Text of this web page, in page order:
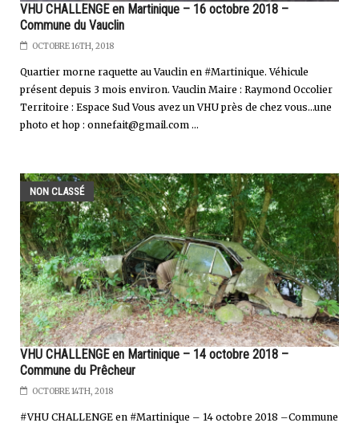
VHU CHALLENGE en Martinique – 16 octobre 2018 –
Commune du Vauclin
OCTOBRE 16TH, 2018
Quartier morne raquette au Vauclin en #Martinique. Véhicule
présent depuis 3 mois environ. Vauclin Maire : Raymond Occolier
Territoire : Espace Sud Vous avez un VHU près de chez vous…une
photo et hop : onnefait@gmail.com ...
NON CLASSÉ
VHU CHALLENGE en Martinique – 14 octobre 2018 –
Commune du Prêcheur
OCTOBRE 14TH, 2018
#VHU CHALLENGE en #Martinique – 14 octobre 2018 –Commune